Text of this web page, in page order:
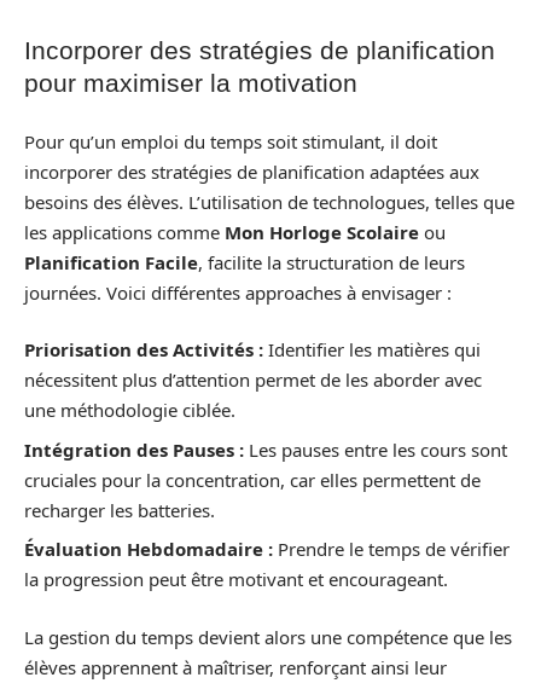
Incorporer des stratégies de planification
pour maximiser la motivation
Pour qu’un emploi du temps soit stimulant, il doit
incorporer des stratégies de planification adaptées aux
besoins des élèves. L’utilisation de technologues, telles que
les applications comme Mon Horloge Scolaire ou
Planification Facile, facilite la structuration de leurs
journées. Voici différentes approaches à envisager :
Priorisation des Activités : Identifier les matières qui
nécessitent plus d’attention permet de les aborder avec
une méthodologie ciblée.
Intégration des Pauses : Les pauses entre les cours sont
cruciales pour la concentration, car elles permettent de
recharger les batteries.
Évaluation Hebdomadaire : Prendre le temps de vérifier
la progression peut être motivant et encourageant.
La gestion du temps devient alors une compétence que les
élèves apprennent à maîtriser, renforçant ainsi leur